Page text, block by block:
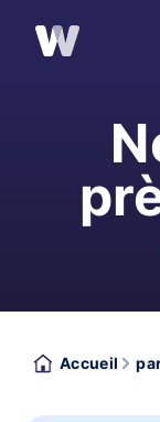
Accueil